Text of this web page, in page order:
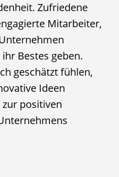
Zufriedene
Mitarbeiter,
Bestes geben.
geschätzt fühlen,
Ideen
positiven